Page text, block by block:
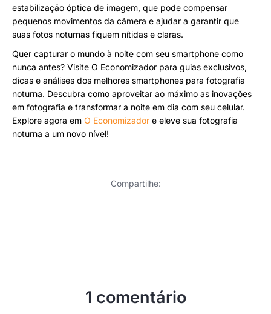
estabilização óptica de imagem, que pode compensar
pequenos movimentos da câmera e ajudar a garantir que
suas fotos noturnas fiquem nítidas e claras.
Quer capturar o mundo à noite com seu smartphone como
nunca antes? Visite O Economizador para guias exclusivos,
dicas e análises dos melhores smartphones para fotografia
noturna. Descubra como aproveitar ao máximo as inovações
em fotografia e transformar a noite em dia com seu celular.
Explore agora em O Economizador e eleve sua fotografia
noturna a um novo nível!
Compartilhe:
1 comentário